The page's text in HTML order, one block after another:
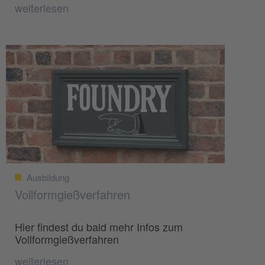
weiterlesen
Ausbildung
Vollformgießverfahren
Hier findest du bald mehr Infos zum
Vollformgießverfahren
weiterlesen